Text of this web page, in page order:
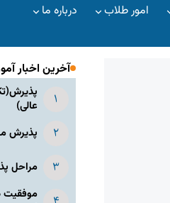
امور طلاب درباره ما
آخرین اخبار
عالی)
پذیرش
مراحل
موفقیت